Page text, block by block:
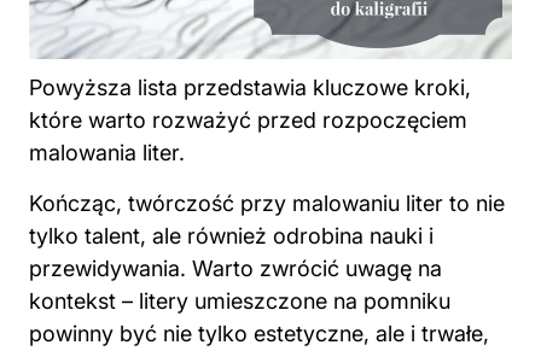
Powyższa lista przedstawia kluczowe kroki,
które warto rozważyć przed rozpoczęciem
malowania liter.
Kończąc, twórczość przy malowaniu liter to nie
tylko talent, ale również odrobina nauki i
przewidywania. Warto zwrócić uwagę na
kontekst – litery umieszczone na pomniku
powinny być nie tylko estetyczne, ale i trwałe,